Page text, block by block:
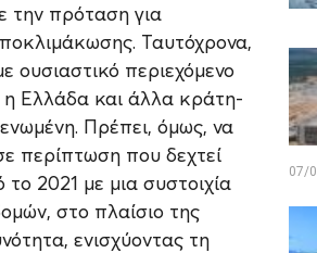
την πρόταση για
Ταυτόχρονα,
περιεχόμενο
η Ελλάδα και άλλα κράτη-
Πρέπει, όμως, να
περίπτωση που δεχτεί
2021 με μια συστοιχία
στο πλαίσιο της
ενισχύοντας τη
07/